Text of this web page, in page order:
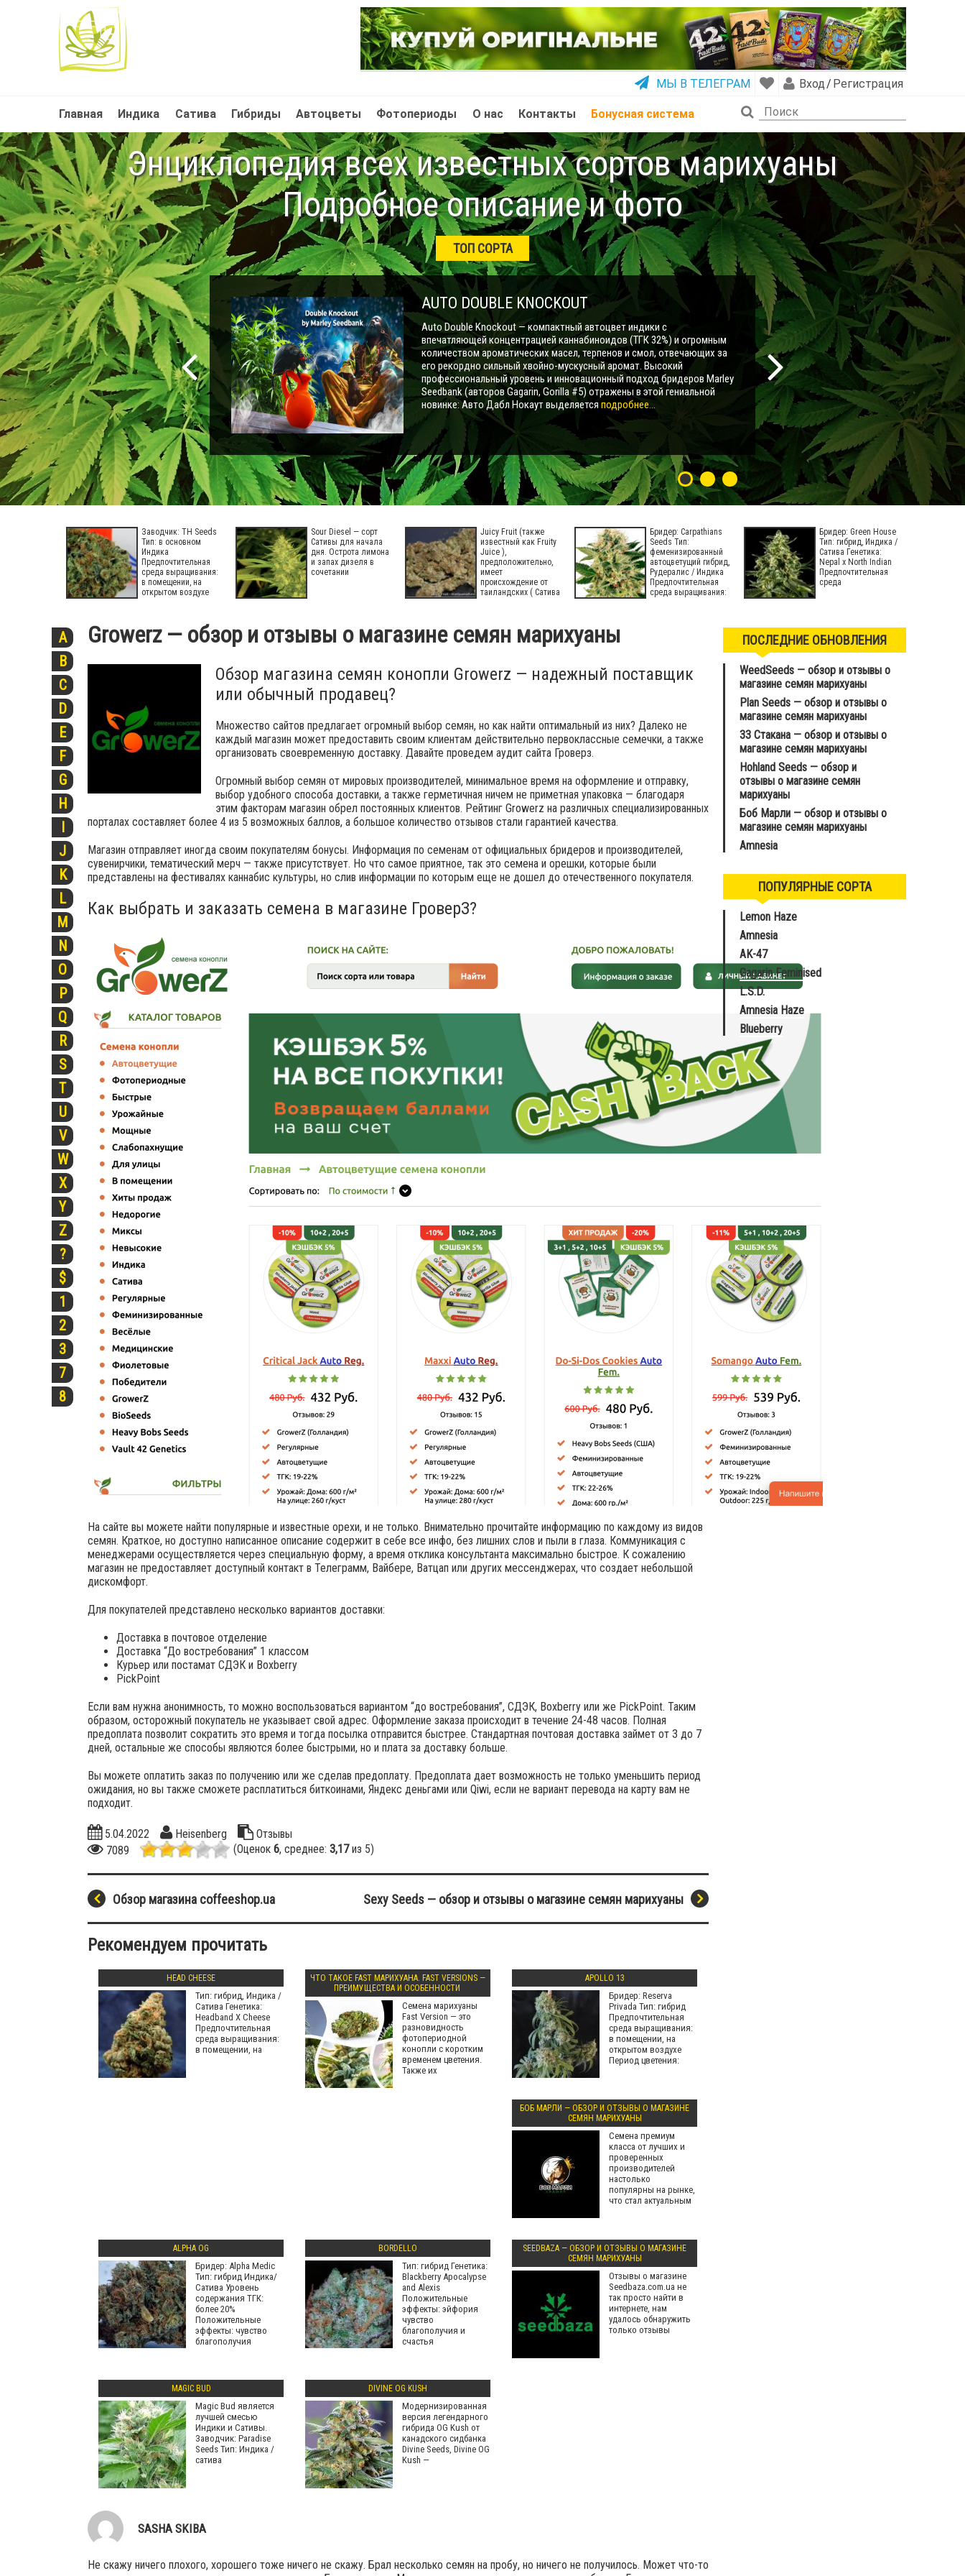
МЫ В ТЕЛЕГРАМ Вход/ Регистрация
Главная Индика Сатива Гибриды Автоцветы Фотопериоды О нас Контакты Бонусная система
Энциклопедия всех известных сортов марихуаны
Подробное описание и фото
ТОП СОРТА
AUTO DOUBLE KNOCKOUT
Auto Double Knockout — компактный автоцвет индики с
впечатляющей концентрацией каннабиноидов (ТГК 32%) и огромным
количеством ароматических масел, терпенов и смол, отвечающих за
его рекордно сильный хвойно-мускусный аромат. Высокий
профессиональный уровень и инновационный подход бридеров Marley
Seedbank (авторов Gagarin, Gorilla #5) отражены в этой гениальной
новинке: Авто Дабл Нокаут выделяется подробнее...
Заводчик: TH Seeds
Тип: в основном
Индика
Предпочтительная
среда выращивания:
в помещении, на
открытом воздухе
Бридер: Sannie’s
Seeds Тип: Индика
Генетика: Afghan
Skunk x Herijuana
Период цветения:
примерно 64-70 дней
Sour Diesel — сорт
Сативы для начала
дня. Острота лимона
и запах дизеля в
сочетании
Juicy Fruit (также
известный как Fruity
Juice ),
предположительно,
имеет
происхождение от
таиландских ( Сатива
Бридер: Carpathians
Seeds Тип:
феменизированный
автоцветущий гибрид,
Рудералис / Индика
Предпочтительная
среда выращивания:
Бридер: Green House
Тип: гибрид, Индика /
Сатива Генетика:
Nepal х North Indian
Предпочтительная
среда
A
B
C
D
E
F
G
H
I
J
K
L
M
N
O
P
Q
R
S
T
U
V
W
X
Y
Z
?
$
1
2
3
7
8
Growerz — обзор и отзывы о магазине семян марихуаны
Обзор магазина семян конопли Growerz — надежный поставщик
или обычный продавец?
Множество сайтов предлагает огромный выбор семян, но как найти оптимальный из них? Далеко не
каждый магазин может предоставить своим клиентам действительно первоклассные семечки, а также
организовать своевременную доставку. Давайте проведем аудит сайта Гроверз.
Огромный выбор семян от мировых производителей, минимальное время на оформление и отправку,
выбор удобного способа доставки, а также герметичная ничем не приметная упаковка — благодаря
этим факторам магазин обрел постоянных клиентов. Рейтинг Growerz на различных специализированных
порталах составляет более 4 из 5 возможных баллов, а большое количество отзывов стали гарантией качества.
Магазин отправляет иногда своим покупателям бонусы. Информация по семенам от официальных бридеров и производителей,
сувенирчики, тематический мерч — также присутствует. Но что самое приятное, так это семена и орешки, которые были
представлены на фестивалях каннабис культуры, но слив информации по которым еще не дошел до отечественного покупателя.
Как выбрать и заказать семена в магазине ГроверЗ?
На сайте вы можете найти популярные и известные орехи, и не только. Внимательно прочитайте информацию по каждому из видов
семян. Краткое, но доступно написанное описание содержит в себе все инфо, без лишних слов и пыли в глаза. Коммуникация с
менеджерами осуществляется через специальную форму, а время отклика консультанта максимально быстрое. К сожалению
магазин не предоставляет доступный контакт в Телеграмм, Вайбере, Ватцап или других мессенджерах, что создает небольшой
дискомфорт.
Для покупателей представлено несколько вариантов доставки:
Доставка в почтовое отделение
Доставка “До востребования” 1 классом
Курьер или постамат СДЭК и Boxberry
PickPoint
Если вам нужна анонимность, то можно воспользоваться вариантом “до востребования”, СДЭК, Boxberry или же PickPoint. Таким
образом, осторожный покупатель не указывает свой адрес. Оформление заказа происходит в течение 24-48 часов. Полная
предоплата позволит сократить это время и тогда посылка отправится быстрее. Стандартная почтовая доставка займет от 3 до 7
дней, остальные же способы являются более быстрыми, но и плата за доставку больше.
Вы можете оплатить заказ по получению или же сделав предоплату. Предоплата дает возможность не только уменьшить период
ожидания, но вы также сможете расплатиться биткоинами, Яндекс деньгами или Qiwi, если не вариант перевода на карту вам не
подходит.
5.04.2022 Heisenberg
Отзывы
7089
(Оценок 6, среднее: 3,17из 5)
Sexy Seeds — обзор и отзывы о магазине семян марихуаны
Обзор магазина coffeeshop.ua
Рекомендуем прочитать
HEAD CHEESE
Тип: гибрид, Индика /
Сатива Генетика:
Headband X Cheese
Предпочтительная
среда выращивания:
в помещении, на
ЧТО ТАКОЕ FAST МАРИХУАНА. FAST VERSIONS —
ПРЕИМУЩЕСТВА И ОСОБЕННОСТИ
Семена марихуаны
Fast Version — это
разновидность
фотопериодной
конопли с коротким
временем цветения.
Также их
APOLLO 13
Бридер: Reserva
Privada Тип: гибрид
Предпочтительная
среда выращивания:
в помещении, на
открытом воздухе
Период цветения:
БОБ МАРЛИ — ОБЗОР И ОТЗЫВЫ О МАГАЗИНЕ
СЕМЯН МАРИХУАНЫ
Семена премиум
класса от лучших и
проверенных
производителей
настолько
популярны на рынке,
что стал актуальным
ALPHA OG
Бридер: Alpha Medic
Тип: гибрид Индика/
Сатива Уровень
содержания ТГК:
более 20%
Положительные
эффекты: чувство
благополучия
BORDELLO
Тип: гибрид Генетика:
Blackberry Apocalypse
and Alexis
Положительные
эффекты: эйфория
чувство
благополучия и
счастья
SEEDBAZA — ОБЗОР И ОТЗЫВЫ О МАГАЗИНЕ
СЕМЯН МАРИХУАНЫ
Отзывы о магазине
Seedbaza.com.ua не
так просто найти в
интернете, нам
удалось обнаружить
только отзывы
MAGIC BUD
Magic Bud является
лучшей смесью
Индики и Сативы.
Заводчик: Paradise
Seeds Тип: Индика /
сатива
DIVINE OG KUSH
Модернизированная
версия легендарного
гибрида OG Kush от
канадского сидбанка
Divine Seeds, Divine OG
Kush —
SASHA SKIBA
Не скажу ничего плохого, хорошего тоже ничего не скажу. Брал несколько семян на пробу, но ничего не получилось. Может что-то
ПОСЛЕДНИЕ ОБНОВЛЕНИЯ
WeedSeeds — обзор и отзывы о
магазине семян марихуаны
Plan Seeds — обзор и отзывы о
магазине семян марихуаны
33 Стакана — обзор и отзывы о
магазине семян марихуаны
Hohland Seeds — обзор и
отзывы о магазине семян
марихуаны
Боб Марли — обзор и отзывы о
магазине семян марихуаны
Amnesia
ПОПУЛЯРНЫЕ СОРТА
Lemon Haze
Amnesia
AK-47
Gagarin Feminised
L.S.D.
Amnesia Haze
Blueberry